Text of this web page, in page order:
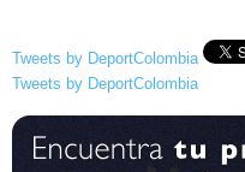
Tweets by DeportColombia
Tweets by DeportColombia